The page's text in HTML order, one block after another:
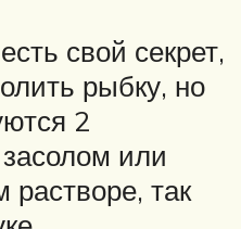
свой секрет,
рыбку, но
2
или
растворе, так